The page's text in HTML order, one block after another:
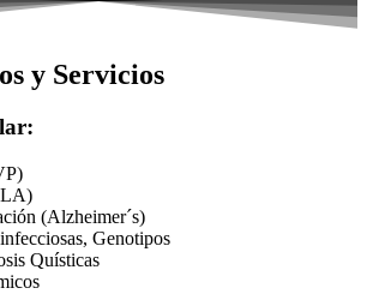
y Servicios
(Alzheimer´s)
Genotipos
Quísticas